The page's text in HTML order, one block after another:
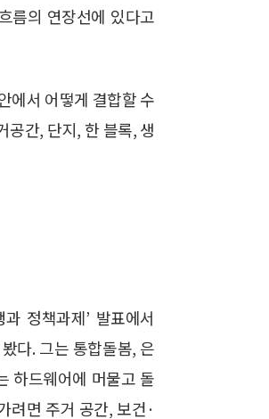
름의 연장선에 있다고
에서 어떻게 결합할 수
공간, 단지, 한 블록, 생
정책과제’ 발표에서
다. 그는 통합돌봄, 은
하드웨어에 머물고 돌
려면 주거 공간, 보건·